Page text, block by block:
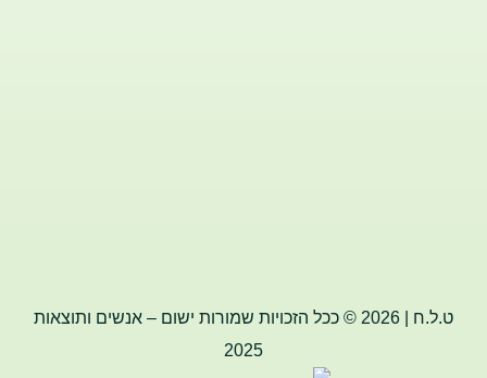
ט.ל.ח | 2026 © ככל הזכויות שמורות ישום – אנשים ותוצאות
2025